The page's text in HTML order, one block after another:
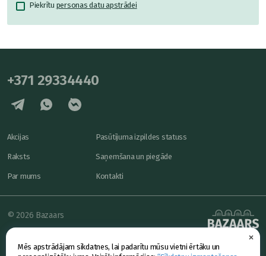
×
Mēs apstrādājam sīkdatnes, lai padarītu mūsu vietni ērtāku un
Piekrītu personas datu apstrādei
+371 29334440
Akcijas
Raksts
Par mums
Pasūtījuma izpildes statuss
Saņemšana un piegāde
Kontakti
powered by
© 2026 Bazaars
Konfidencialitāte